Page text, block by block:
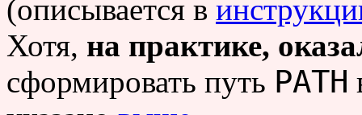
(описывается в
Хотя, на практике,
сформировать путь PATH